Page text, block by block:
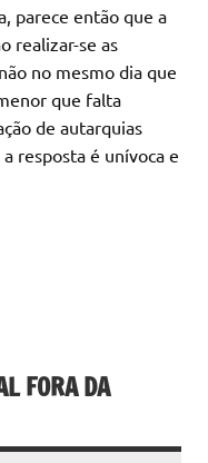
parece então que a
realizar-se as
no mesmo dia que
que falta
de autarquias
resposta é unívoca e
FORA DA